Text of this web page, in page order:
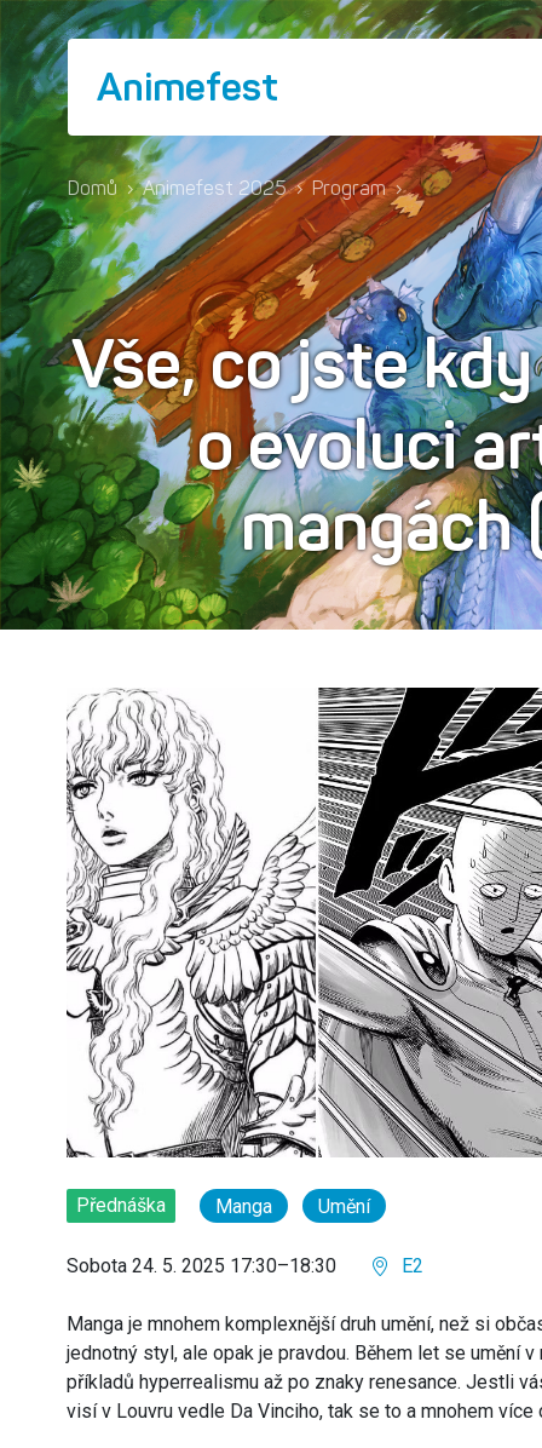
Animefest
Domů › Animefest 2025 › Program ›
Vše, co jste
o evoluci
mangách
Přednáška Manga Umění
Sobota 24. 5. 2025 17:30–18:30 E2
Manga je mnohem komplexnější druh umění, než si
jednotný styl, ale opak je pravdou. Během let se umění
příkladů hyperrealismu až po znaky renesance. Jestli
visí v Louvru vedle Da Vinciho, tak se to a mnohem